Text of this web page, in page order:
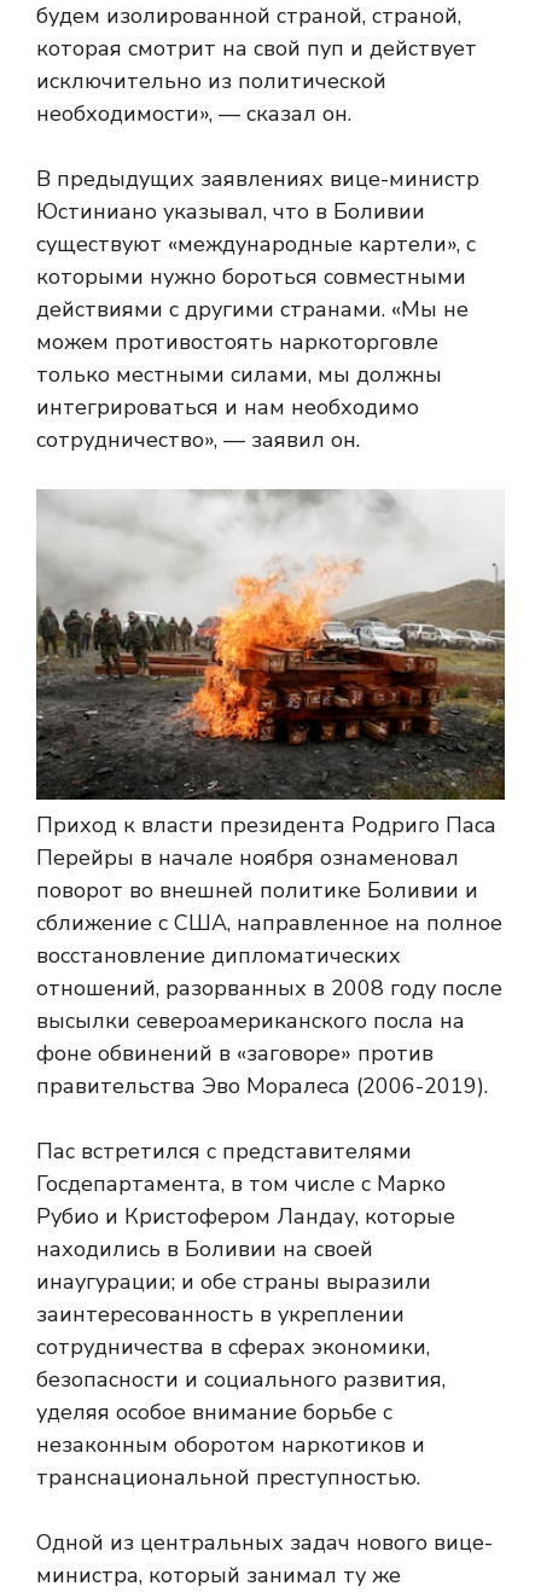
будем изолированной страной, страной,
которая смотрит на свой пуп и действует
исключительно из политической
необходимости», — сказал он.
В предыдущих заявлениях вице-министр
Юстиниано указывал, что в Боливии
существуют «международные картели», с
которыми нужно бороться совместными
действиями с другими странами. «Мы не
можем противостоять наркоторговле
только местными силами, мы должны
интегрироваться и нам необходимо
сотрудничество», — заявил он.
Приход к власти президента Родриго Паса
Перейры в начале ноября ознаменовал
поворот во внешней политике Боливии и
сближение с США, направленное на полное
восстановление дипломатических
отношений, разорванных в 2008 году после
высылки североамериканского посла на
фоне обвинений в «заговоре» против
правительства Эво Моралеса (2006-2019).
Пас встретился с представителями
Госдепартамента, в том числе с Марко
Рубио и Кристофером Ландау, которые
находились в Боливии на своей
инаугурации; и обе страны выразили
заинтересованность в укреплении
сотрудничества в сферах экономики,
безопасности и социального развития,
уделяя особое внимание борьбе с
незаконным оборотом наркотиков и
транснациональной преступностью.
Одной из центральных задач нового вице-
министра, который занимал ту же